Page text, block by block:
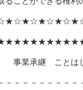
ことはじ
－－－－－－－－－